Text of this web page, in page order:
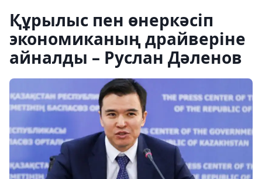
Құрылыс пен өнеркәсіп
экономиканың драйверіне
айналды – Руслан Дәленов